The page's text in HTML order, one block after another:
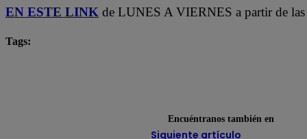
EN ESTE LINK de LUNES A VIERNES a partir de
Tags:
Siguiente artículo
Encuéntranos también en